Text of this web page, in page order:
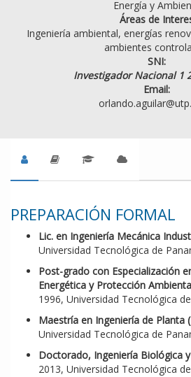
Energía y
Áreas de
Ingeniería ambiental, energías
ambientes
SNI:
Investigador Nacional 1
Email:
PREPARACIÓN FORMAL
Lic. en Ingeniería Mecánica
Universidad Tecnológica de
Post-grado con Especialización
Energética y Protección
1996, Universidad Tecnológica
Maestría en Ingeniería de Planta
Universidad Tecnológica de
Doctorado, Ingeniería Biológica
2013, Universidad Tecnológica